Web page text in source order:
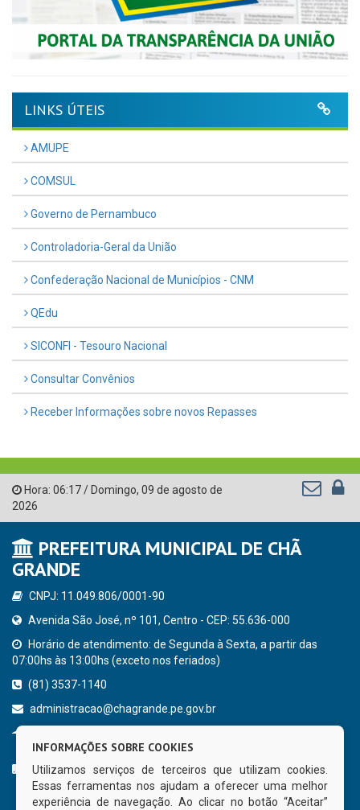
LINKS ÚTEIS
AMUPE
COMSUL
Governo de Pernambuco
Controladoria-Geral da União
Confederação Nacional de Municípios - CNM
QEdu
SICONFI - Tesouro Nacional
Consultar Convênios
Receber Informações sobre novos Repasses
Hora: 06:17/ Domingo, 09 de agosto de
2026
PREFEITURA MUNICIPAL DE CHÃ
GRANDE
CNPJ: 11.049.806/0001-90
Avenida São José, nº 101, Centro - CEP: 55.636-000
Horário de atendimento: de Segunda à Sexta, a partir das
07:00hs às 13:00hs (exceto nos feriados)
(81) 3537-1140
administracao@chagrande.pe.gov.br
CURTA NOSSA FAN PAGE
INFORMAÇÕES SOBRE COOKIES
Utilizamos serviços de terceiros que utilizam cookies.
Essas ferramentas nos ajudam a oferecer uma melhor
experiência de navegação. Ao clicar no botão “Aceitar”